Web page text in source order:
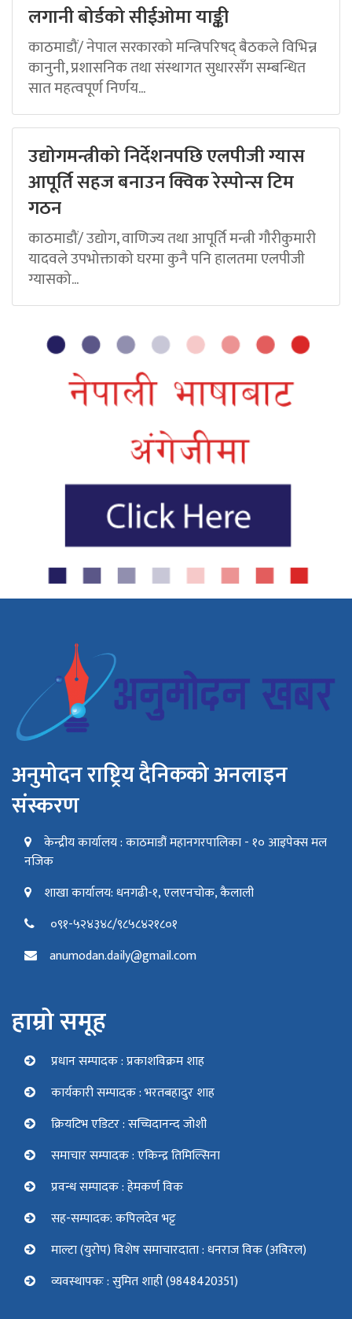
लगानी बोर्डको सीईओमा याङ्की
काठमाडौं/ नेपाल सरकारको मन्त्रिपरिषद् बैठकले विभिन्न
कानुनी, प्रशासनिक तथा संस्थागत सुधारसँग सम्बन्धित
सात महत्वपूर्ण निर्णय...
उद्योगमन्त्रीको निर्देशनपछि एलपीजी ग्यास
आपूर्ति सहज बनाउन क्विक रेस्पोन्स टिम
गठन
काठमाडौं/ उद्योग, वाणिज्य तथा आपूर्ति मन्त्री गौरीकुमारी
यादवले उपभोक्ताको घरमा कुनै पनि हालतमा एलपीजी
ग्यासको...
अनुमोदन राष्ट्रिय दैनिकको अनलाइन
संस्करण
केन्द्रीय कार्यालय : काठमाडौं महानगरपालिका - १० आइपेक्स मल
नजिक
शाखा कार्यालय: धनगढी-१, एलएनचोक, कैलाली
०९१-५२४३४८/९८५८४२१८०१
anumodan.daily@gmail.com
हाम्रो समूह
प्रधान सम्पादक : प्रकाशविक्रम शाह
कार्यकारी सम्पादक : भरतबहादुर शाह
क्रियटिभ एडिटर : सच्चिदानन्द जोशी
समाचार सम्पादक : एकिन्द्र तिमिल्सिना
प्रवन्ध सम्पादक : हेमकर्ण विक
सह-सम्पादक: कपिलदेव भट्ट
माल्टा (युरोप) विशेष समाचारदाता : धनराज विक (अविरल)
व्यवस्थापकः : सुमित शाही (9848420351)